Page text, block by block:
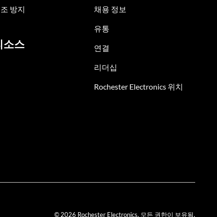
방지
소스
채용 정보
유통
연결
리더십
Rochester Electronics 위치
© 2026 Rochester Electronics. 모든 권한이 보유됨.